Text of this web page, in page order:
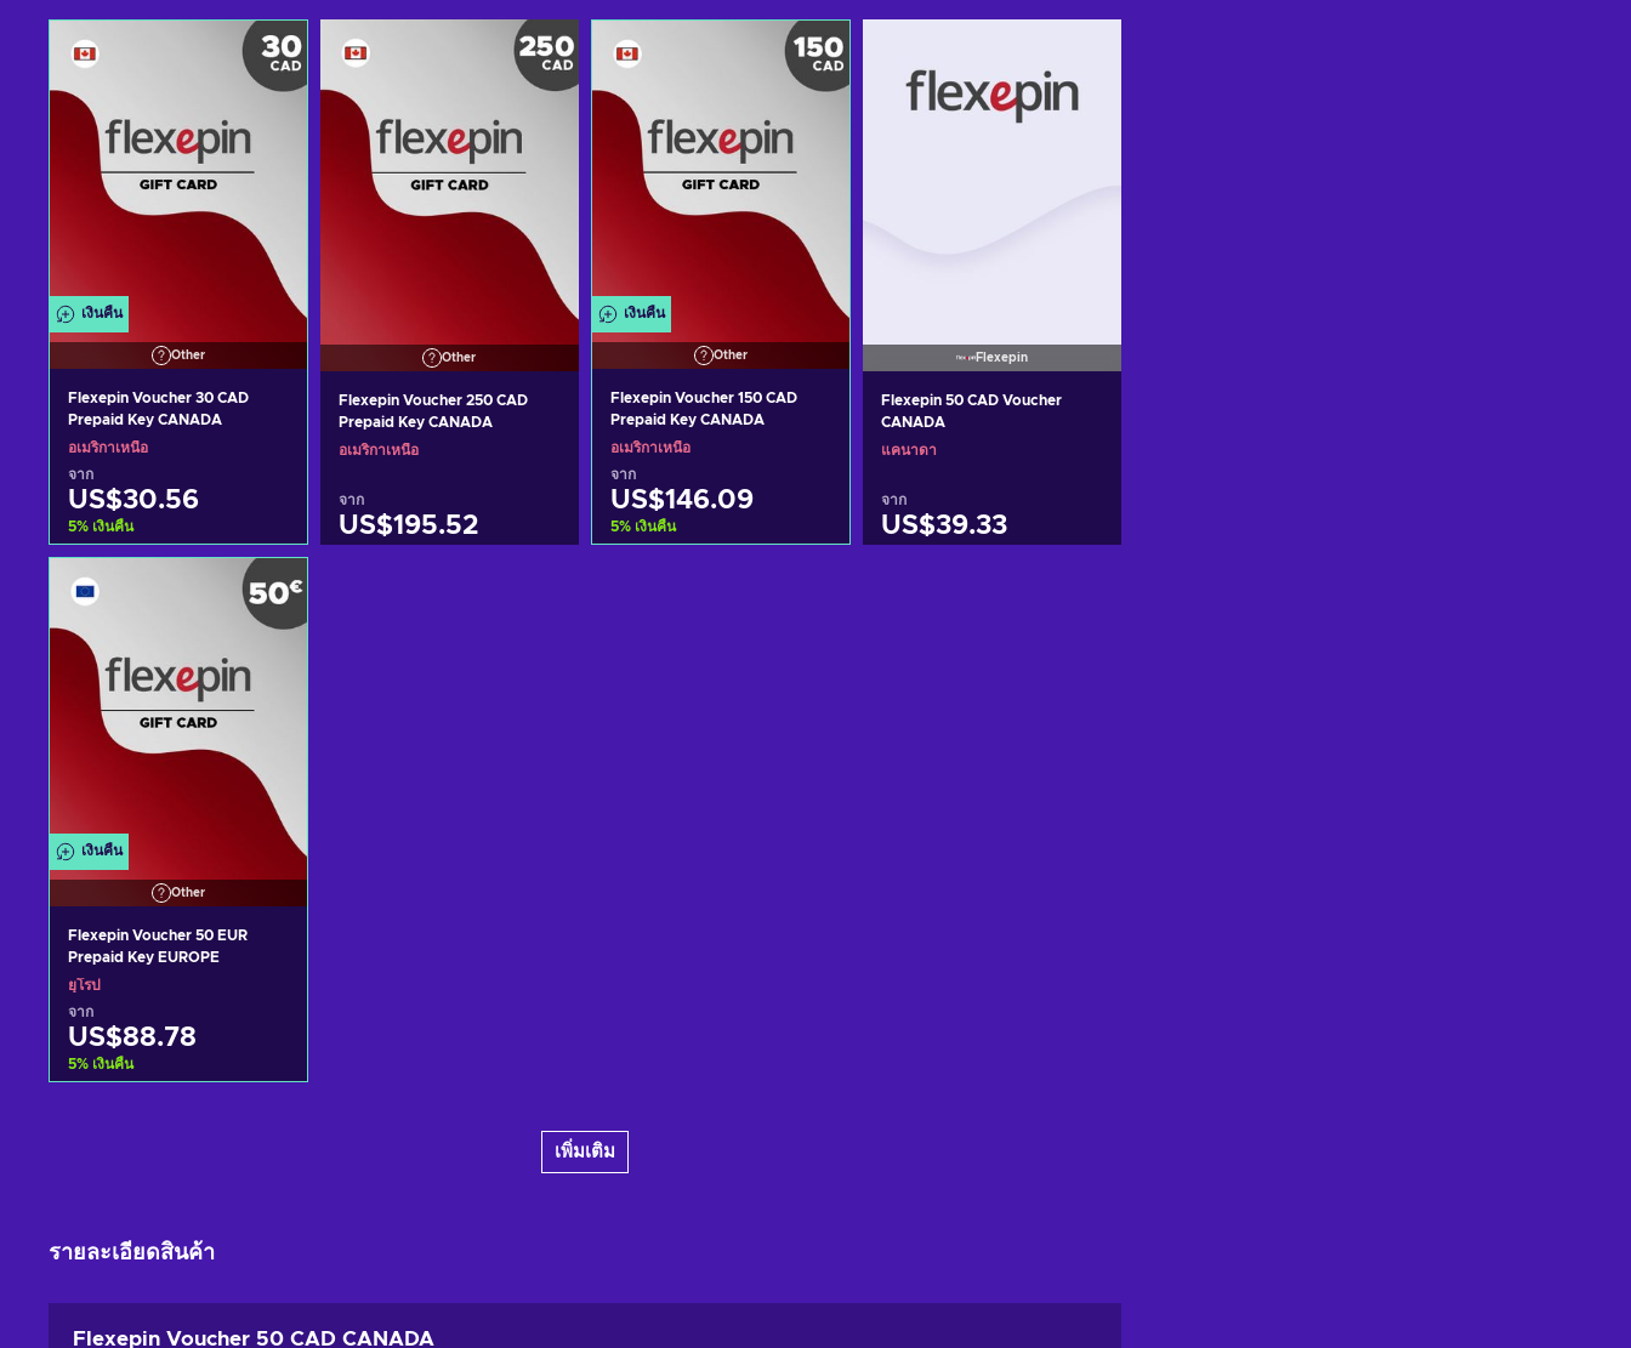
เงินคืน
Other
Flexepin Voucher 30 CAD
Prepaid Key CANADA
อเมริกาเหนือ
จาก
US$30.56
5% เงินคืน
Other
Flexepin Voucher 250 CAD
Prepaid Key CANADA
อเมริกาเหนือ
จาก
US$195.52
เงินคืน
Other
Flexepin Voucher 150 CAD
Prepaid Key CANADA
อเมริกาเหนือ
จาก
US$146.09
5% เงินคืน
Flexepin
Flexepin 50 CAD Voucher
CANADA
แคนาดา
จาก
US$39.33
เงินคืน
Other
Flexepin Voucher 50 EUR
Prepaid Key EUROPE
ยุโรป
จาก
US$88.78
5% เงินคืน
เพิ่มเติม
รายละเอียดสินค้า
Flexepin Voucher 50 CAD CANADA